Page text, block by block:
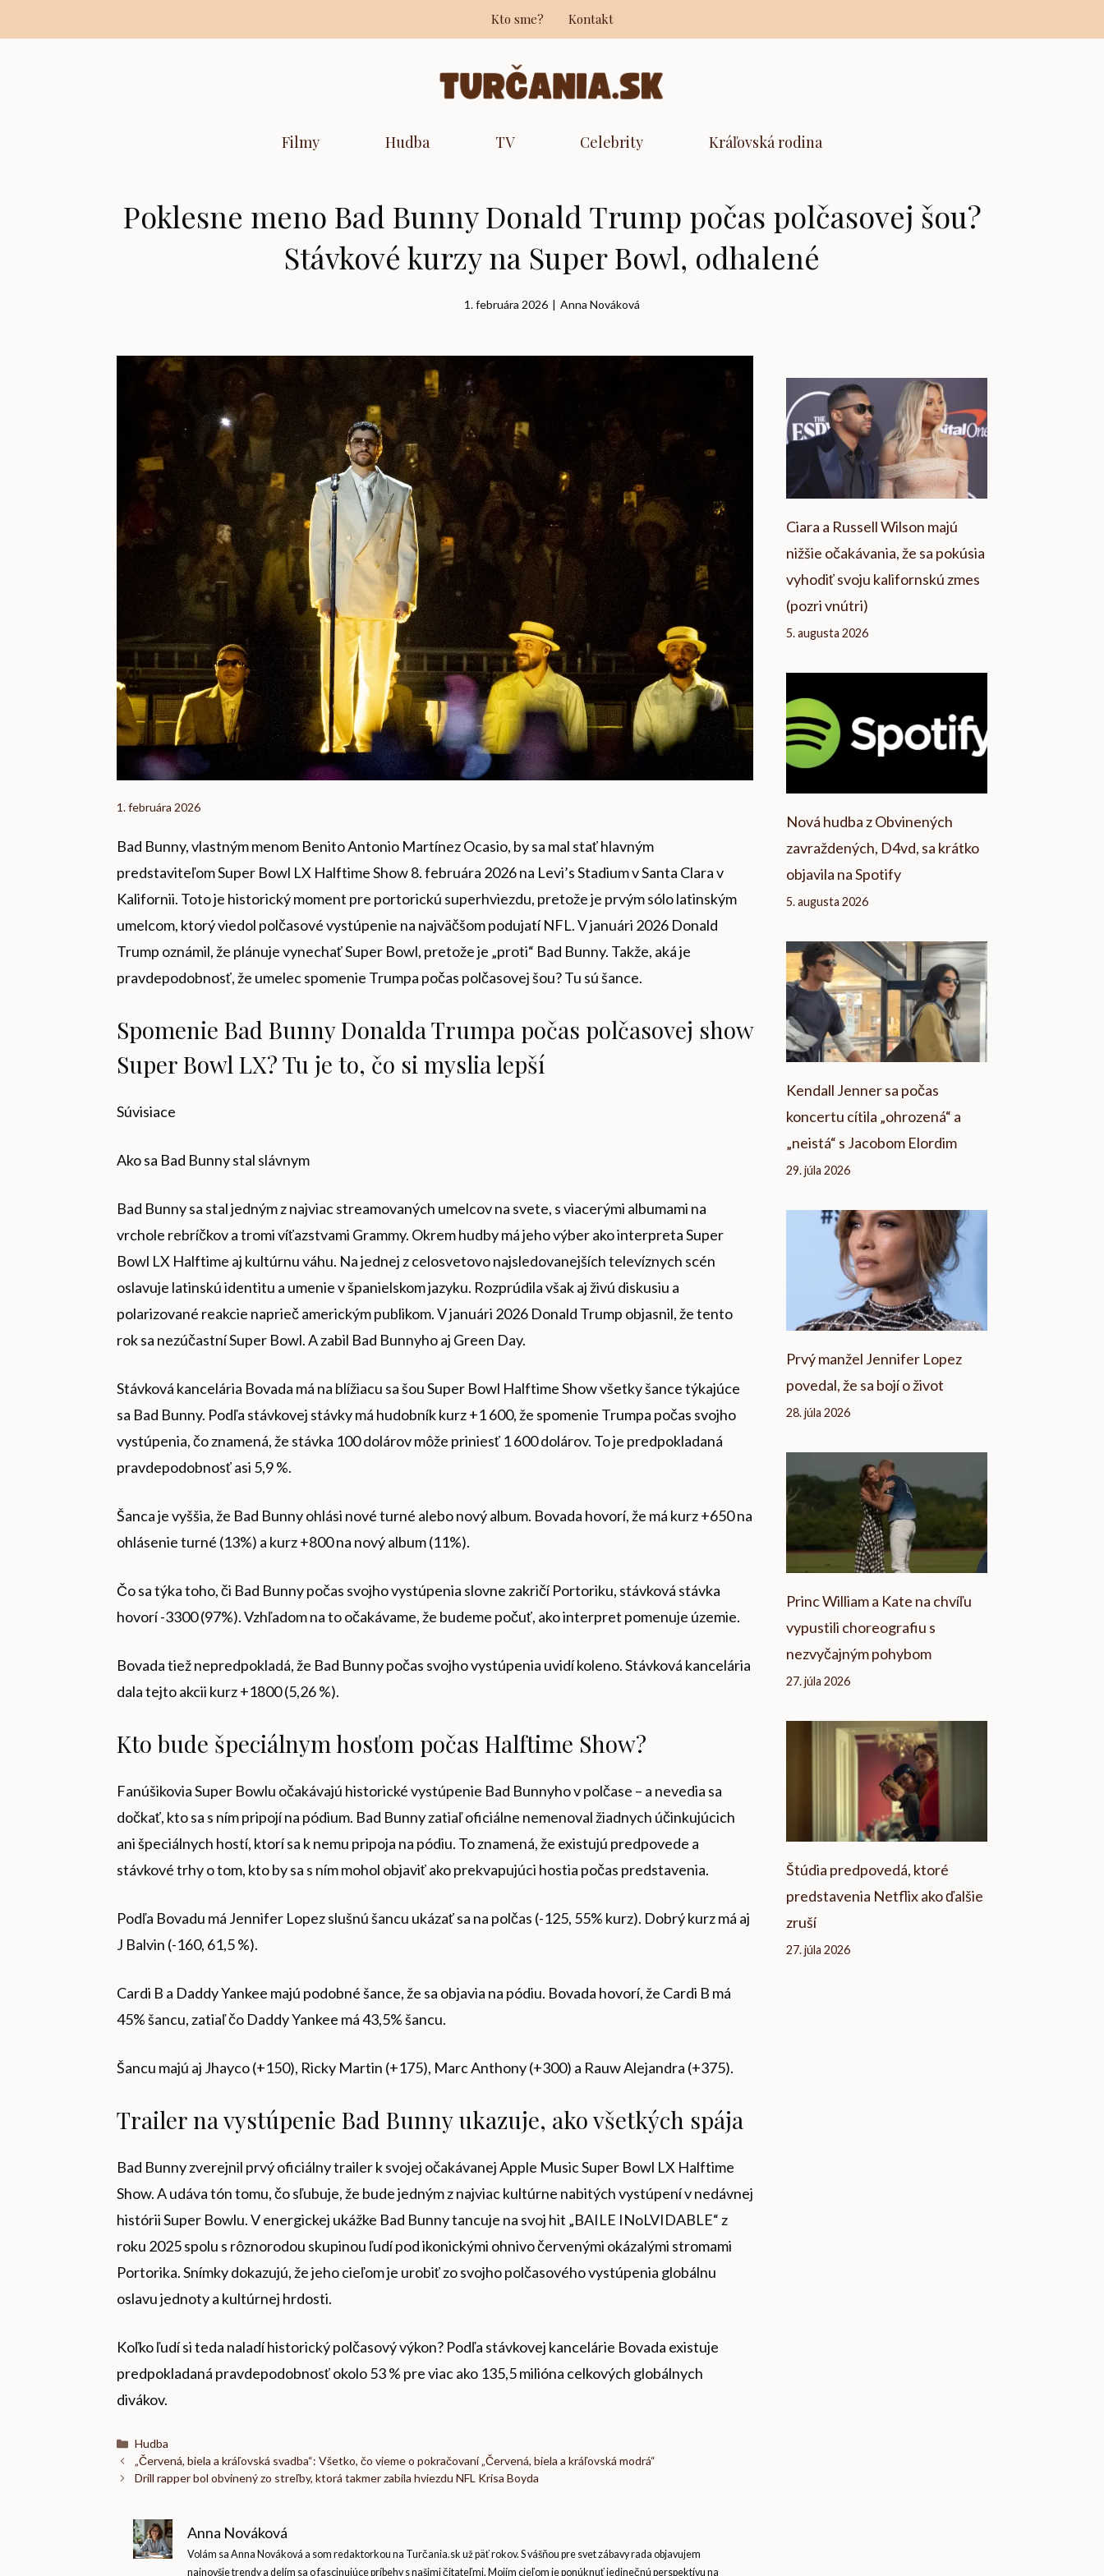
na
Kto sme? Kontakt
Filmy Hudba TV Celebrity Kráľovská rodina
Poklesne meno Bad Bunny Donald Trump počas polčasovej šou?
Stávkové kurzy na Super Bowl, odhalené
1. februára 2026 | Anna Nováková
1. februára 2026
Bad Bunny, vlastným menom Benito Antonio Martínez Ocasio, by sa mal stať hlavným
predstaviteľom Super Bowl LX Halftime Show 8. februára 2026 na Levi’s Stadium v ​​Santa Clara v
Kalifornii. Toto je historický moment pre portorickú superhviezdu, pretože je prvým sólo latinským
umelcom, ktorý viedol polčasové vystúpenie na najväčšom podujatí NFL. V januári 2026 Donald
Trump oznámil, že plánuje vynechať Super Bowl, pretože je „proti“ Bad Bunny. Takže, aká je
pravdepodobnosť, že umelec spomenie Trumpa počas polčasovej šou? Tu sú šance.
Spomenie Bad Bunny Donalda Trumpa počas polčasovej show
Super Bowl LX? Tu je to, čo si myslia lepší
Súvisiace
Ako sa Bad Bunny stal slávnym
Bad Bunny sa stal jedným z najviac streamovaných umelcov na svete, s viacerými albumami na
vrchole rebríčkov a tromi víťazstvami Grammy. Okrem hudby má jeho výber ako interpreta Super
Bowl LX Halftime aj kultúrnu váhu. Na jednej z celosvetovo najsledovanejších televíznych scén
oslavuje latinskú identitu a umenie v španielskom jazyku. Rozprúdila však aj živú diskusiu a
polarizované reakcie naprieč americkým publikom. V januári 2026 Donald Trump objasnil, že tento
rok sa nezúčastní Super Bowl. A zabil Bad Bunnyho aj Green Day.
Stávková kancelária Bovada má na blížiacu sa šou Super Bowl Halftime Show všetky šance týkajúce
sa Bad Bunny. Podľa stávkovej stávky má hudobník kurz +1 600, že spomenie Trumpa počas svojho
vystúpenia, čo znamená, že stávka 100 dolárov môže priniesť 1 600 dolárov. To je predpokladaná
pravdepodobnosť asi 5,9 %.
Šanca je vyššia, že Bad Bunny ohlási nové turné alebo nový album. Bovada hovorí, že má kurz +650 na
ohlásenie turné (13%) a kurz +800 na nový album (11%).
Čo sa týka toho, či Bad Bunny počas svojho vystúpenia slovne zakričí Portoriku, stávková stávka
hovorí -3300 (97%). Vzhľadom na to očakávame, že budeme počuť, ako interpret pomenuje územie.
Bovada tiež nepredpokladá, že Bad Bunny počas svojho vystúpenia uvidí koleno. Stávková kancelária
dala tejto akcii kurz +1800 (5,26 %).
Kto bude špeciálnym hosťom počas Halftime Show?
Fanúšikovia Super Bowlu očakávajú historické vystúpenie Bad Bunnyho v polčase – a nevedia sa
dočkať, kto sa s ním pripojí na pódium. Bad Bunny zatiaľ oficiálne nemenoval žiadnych účinkujúcich
ani špeciálnych hostí, ktorí sa k nemu pripoja na pódiu. To znamená, že existujú predpovede a
stávkové trhy o tom, kto by sa s ním mohol objaviť ako prekvapujúci hostia počas predstavenia.
Podľa Bovadu má Jennifer Lopez slušnú šancu ukázať sa na polčas (-125, 55% kurz). Dobrý kurz má aj
J Balvin (-160, 61,5 %).
Cardi B a Daddy Yankee majú podobné šance, že sa objavia na pódiu. Bovada hovorí, že Cardi B má
45% šancu, zatiaľ čo Daddy Yankee má 43,5% šancu.
Šancu majú aj Jhayco (+150), Ricky Martin (+175), Marc Anthony (+300) a Rauw Alejandra (+375).
Trailer na vystúpenie Bad Bunny ukazuje, ako všetkých spája
Bad Bunny zverejnil prvý oficiálny trailer k svojej očakávanej Apple Music Super Bowl LX Halftime
Show. A udáva tón tomu, čo sľubuje, že bude jedným z najviac kultúrne nabitých vystúpení v nedávnej
histórii Super Bowlu. V energickej ukážke Bad Bunny tancuje na svoj hit „BAILE INoLVIDABLE“ z
roku 2025 spolu s rôznorodou skupinou ľudí pod ikonickými ohnivo červenými okázalými stromami
Portorika. Snímky dokazujú, že jeho cieľom je urobiť zo svojho polčasového vystúpenia globálnu
oslavu jednoty a kultúrnej hrdosti.
Koľko ľudí si teda naladí historický polčasový výkon? Podľa stávkovej kancelárie Bovada existuje
predpokladaná pravdepodobnosť okolo 53 % pre viac ako 135,5 milióna celkových globálnych
divákov.
Kategórie
Hudba
„Červená, biela a kráľovská svadba“: Všetko, čo vieme o pokračovaní „Červená, biela a kráľovská modrá“
Drill rapper bol obvinený zo streľby, ktorá takmer zabila hviezdu NFL Krisa Boyda
Anna Nováková
Volám sa Anna Nováková a som redaktorkou na Turčania.sk už päť rokov. S vášňou pre svet zábavy rada objavujem
najnovšie trendy a delím sa o fascinujúce príbehy s našimi čitateľmi. Mojím cieľom je ponúknuť jedinečnú perspektívu na
Ciara a Russell Wilson majú
nižšie očakávania, že sa pokúsia
vyhodiť svoju kalifornskú zmes
(pozri vnútri)
5. augusta 2026
Nová hudba z Obvinených
zavraždených, D4vd, sa krátko
objavila na Spotify
5. augusta 2026
Kendall Jenner sa počas
koncertu cítila „ohrozená“ a
„neistá“ s Jacobom Elordim
29. júla 2026
Prvý manžel Jennifer Lopez
povedal, že sa bojí o život
28. júla 2026
Princ William a Kate na chvíľu
vypustili choreografiu s
nezvyčajným pohybom
27. júla 2026
Štúdia predpovedá, ktoré
predstavenia Netflix ako ďalšie
zruší
27. júla 2026